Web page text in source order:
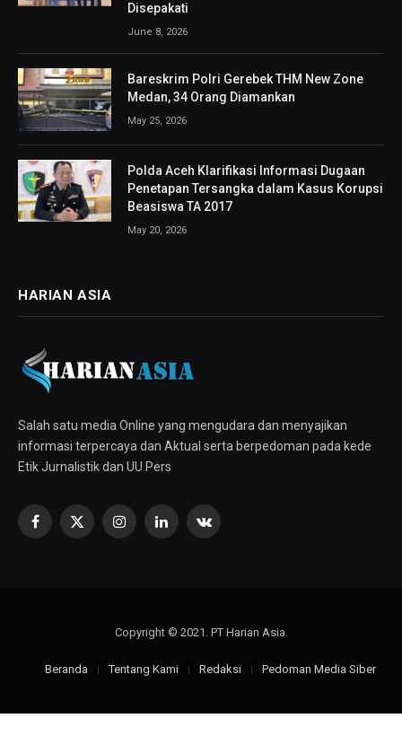
Disepakati
June 8, 2026
Bareskrim Polri Gerebek THM New Zone
Medan, 34 Orang Diamankan
May 25, 2026
Polda Aceh Klarifikasi Informasi Dugaan
Penetapan Tersangka dalam Kasus Korupsi
Beasiswa TA 2017
May 20, 2026
HARIAN ASIA
Salah satu media Online yang mengudara dan menyajikan
informasi terpercaya dan Aktual serta berpedoman pada kede
Etik Jurnalistik dan UU Pers
Facebook
X
InstagramLinkedInVKontakte
Copyright © 2021. PT Harian Asia.
Beranda Tentang Kami Redaksi Pedoman Media Siber